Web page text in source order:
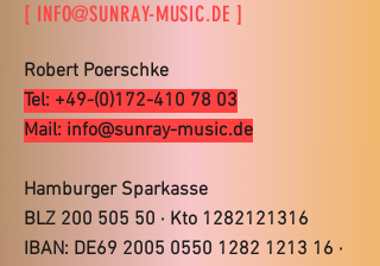
[ INFO@SUNRAY-MUSIC.DE ]
Robert Poerschke
Tel: +49-(0)172-410 78 03
Mail: info@sunray-music.de
Hamburger Sparkasse
BLZ 200 505 50 · Kto 1282121316
IBAN: DE69 2005 0550 1282 1213 16 ·